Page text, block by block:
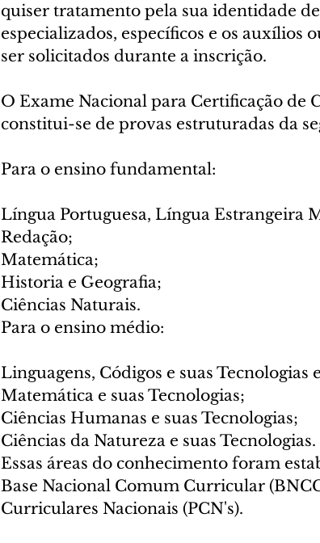
quiser tratamento pela sua identidade
especializados, específicos e os auxílios
ser solicitados durante a inscrição.
O Exame Nacional para Certificação de
constitui-se de provas estruturadas da
Para o ensino fundamental:
Língua Portuguesa, Língua Estrangeira
Redação;
Matemática;
Historia e Geografia;
Ciências Naturais.
Para o ensino médio:
Linguagens, Códigos e suas Tecnologias
Matemática e suas Tecnologias;
Ciências Humanas e suas Tecnologias;
Ciências da Natureza e suas Tecnologias.
Essas áreas do conhecimento foram
Base Nacional Comum Curricular
Curriculares Nacionais (PCN's).